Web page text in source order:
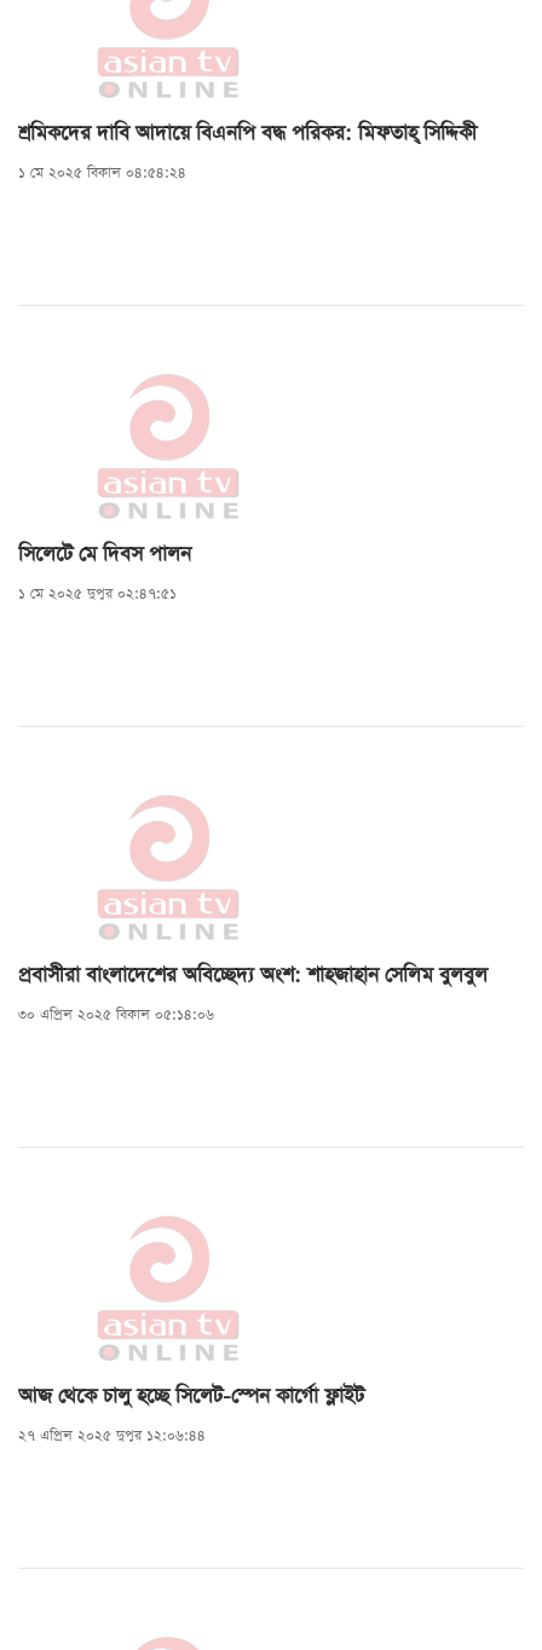
শ্রমিকদের দাবি আদায়ে বিএনপি বদ্ধ পরিকর: মিফতাহ্ সিদ্দিকী
১ মে ২০২৫ বিকাল ০৪:৫৪:২৪
সিলেটে মে দিবস পালন
১ মে ২০২৫ দুপুর ০২:৪৭:৫১
প্রবাসীরা বাংলাদেশের অবিচ্ছেদ্য অংশ: শাহজাহান সেলিম বুলবুল
৩০ এপ্রিল ২০২৫ বিকাল ০৫:১৪:০৬
আজ থেকে চালু হচ্ছে সিলেট-স্পেন কার্গো ফ্লাইট
২৭ এপ্রিল ২০২৫ দুপুর ১২:০৬:৪৪